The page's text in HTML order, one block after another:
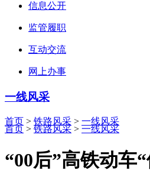
信息公开
监管履职
互动交流
网上办事
一线风采
首页 > 铁路风采 > 一线风采
首页 > 铁路风采 > 一线风采
“00后”高铁动车